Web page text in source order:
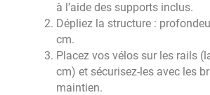
à l’aide des supports inclus.
Dépliez la structure :
cm.
Placez vos vélos sur les rails
cm) et sécurisez-les avec les
maintien.